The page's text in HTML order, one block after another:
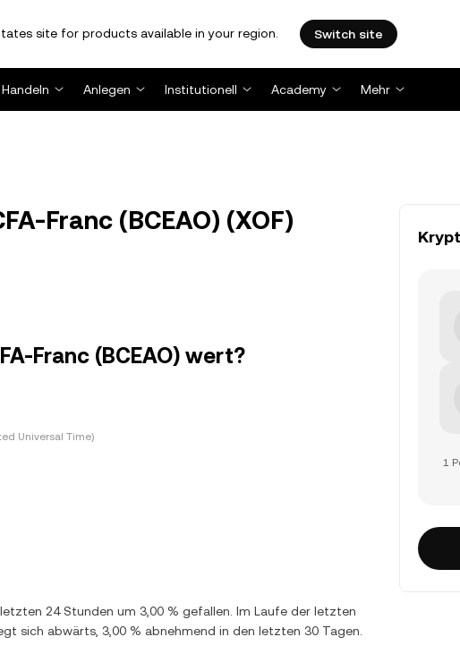
site for products available in your region. Switch site
Handeln Anlegen Institutionell Academy Mehr
Franc (BCEAO) (XOF)
Franc (BCEAO) wert?
Universal Time)
24 Stunden um 3,00 % gefallen. Im Laufe der letzten
sich abwärts, 3,00 % abnehmend in den letzten 30 Tagen.
1